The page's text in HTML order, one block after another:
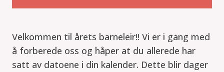
Velkommen til årets barneleir!! Vi er i gang med
å forberede oss og håper at du allerede har
satt av datoene i din kalender. Dette blir dager